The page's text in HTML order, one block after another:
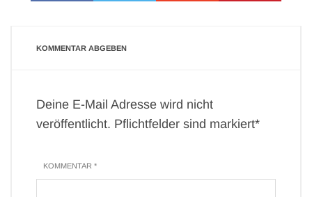
KOMMENTAR ABGEBEN
Deine E-Mail Adresse wird nicht
veröffentlicht. Pflichtfelder sind markiert*
KOMMENTAR *